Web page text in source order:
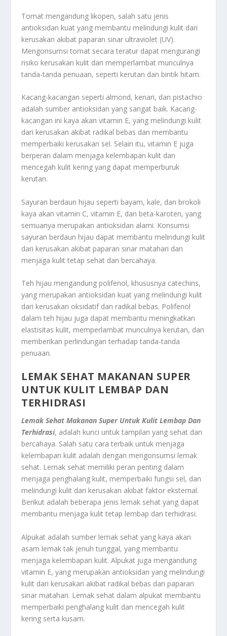
Tomat mengandung likopen, salah satu jenis
antioksidan kuat yang membantu melindungi kulit dari
kerusakan akibat paparan sinar ultraviolet (UV).
Mengonsumsi tomat secara teratur dapat mengurangi
risiko kerusakan kulit dan memperlambat munculnya
tanda-tanda penuaan, seperti kerutan dan bintik hitam.
Kacang-kacangan seperti almond, kenari, dan pistachio
adalah sumber antioksidan yang sangat baik. Kacang-
kacangan ini kaya akan vitamin E, yang melindungi kulit
dari kerusakan akibat radikal bebas dan membantu
memperbaiki kerusakan sel. Selain itu, vitamin E juga
berperan dalam menjaga kelembapan kulit dan
mencegah kulit kering yang dapat memperburuk
kerutan.
Sayuran berdaun hijau seperti bayam, kale, dan brokoli
kaya akan vitamin C, vitamin E, dan beta-karoten, yang
semuanya merupakan antioksidan alami. Konsumsi
sayuran berdaun hijau dapat membantu melindungi kulit
dari kerusakan akibat paparan sinar matahari dan
menjaga kulit tetap sehat dan bercahaya.
Teh hijau mengandung polifenol, khususnya catechins,
yang merupakan antioksidan kuat yang melindungi kulit
dari kerusakan oksidatif dan radikal bebas. Polifenol
dalam teh hijau juga dapat membantu meningkatkan
elastisitas kulit, memperlambat munculnya kerutan, dan
memberikan perlindungan terhadap tanda-tanda
penuaan.
LEMAK SEHAT MAKANAN SUPER
UNTUK KULIT LEMBAP DAN
TERHIDRASI
Lemak Sehat Makanan Super Untuk Kulit Lembap Dan
Terhidrasi, adalah kunci untuk tampilan yang sehat dan
bercahaya. Salah satu cara terbaik untuk menjaga
kelembapan kulit adalah dengan mengonsumsi lemak
sehat. Lemak sehat memiliki peran penting dalam
menjaga penghalang kulit, memperbaiki fungsi sel, dan
melindungi kulit dari kerusakan akibat faktor eksternal.
Berikut adalah beberapa jenis lemak sehat yang dapat
membantu menjaga kulit tetap lembap dan terhidrasi.
Alpukat adalah sumber lemak sehat yang kaya akan
asam lemak tak jenuh tunggal, yang membantu
menjaga kelembapan kulit. Alpukat juga mengandung
vitamin E, yang merupakan antioksidan yang melindungi
kulit dari kerusakan akibat radikal bebas dan paparan
sinar matahari. Lemak sehat dalam alpukat membantu
memperbaiki penghalang kulit dan mencegah kulit
kering serta kusam.